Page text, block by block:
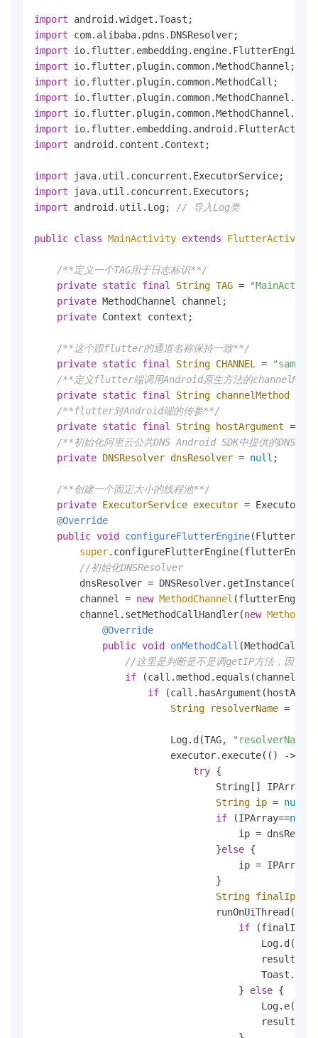
import
import
import
import
import
import
import
import
import android.content.Context;
import
import
import android.util.Log; // 导入Log类
public class MainActivity extends FlutterActivity
/**定义一个TAG用于日志标识**/
private static final String TAG =
private MethodChannel channel;
private Context context;
/**这个跟flutter的通道名称保持一致**/
private static final String CHANNEL =
/**定义flutter端调用Android原生方法的
private static final String channelMethod
/**flutter对Android端的传参**/
private static final String hostArgument =
/**初始化阿里云公共DNS Android SDK中提供的
private DNSResolver dnsResolver = null ;
/**创建一个固定大小的线程池**/
private ExecutorService executor =
@Override
public void configureFlutterEngine
super
//初始化DNSResolver
        dnsResolver = DNSResolver.getInstance();
        channel =
new MethodChannel
        channel.setMethodCallHandler(
new
@Override
public void onMethodCall (MethodCall
//这里是判断是不是调getIP方法，因为所
if
if
String
resolverName =
                        Log.d(TAG,
"resolverName:
                        executor.execute(() -> {
try {
String[] IPArray
String ip = null
if (IPArray==null
ip =
                                }
else {
                                    ip = IPArray[
                                }
String finalIp
runOnUiThread(()
if (finalIp
                                    }
else {